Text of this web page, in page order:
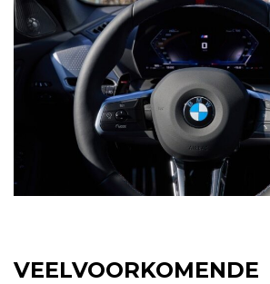
VEELVOORKOMENDE